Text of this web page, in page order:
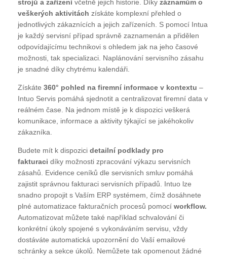
strojů a zařízení včetně jejich historie. Díky záznamům o
veškerých aktivitách získáte komplexní přehled o
jednotlivých zákaznících a jejich zařízeních. S pomocí Intua
je každý servisní případ správně zaznamenán a přidělen
odpovídajícímu technikovi s ohledem jak na jeho časové
možnosti, tak specializaci. Naplánování servisního zásahu
je snadné díky chytrému kalendáři.
Získáte 360° pohled na firemní informace v kontextu –
Intuo Servis pomáhá sjednotit a centralizovat firemní data v
reálném čase. Na jednom místě je k dispozici veškerá
komunikace, informace a aktivity týkající se jakéhokoliv
zákazníka.
Budete mít k dispozici detailní podklady pro
fakturaci díky možnosti zpracování výkazu servisních
zásahů. Evidence ceníků dle servisních smluv pomáhá
zajistit správnou fakturaci servisních případů. Intuo lze
snadno propojit s Vaším ERP systémem, čímž dosáhnete
plné automatizace fakturačních procesů pomocí workflow.
Automatizovat můžete také například schvalování či
konkrétní úkoly spojené s vykonáváním servisu, vždy
dostáváte automatická upozornění do Vaší emailové
schránky a sekce úkolů. Nemůžete tak opomenout žádné